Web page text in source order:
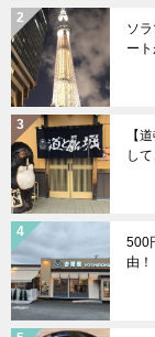
ソ
ート
【
して
500
由